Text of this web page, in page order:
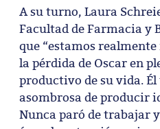
A su turno, Laura
Facultad de Farmacia y
que “estamos
la pérdida de Oscar en
productivo de su vida.
asombrosa de producir
Nunca paró de trabajar